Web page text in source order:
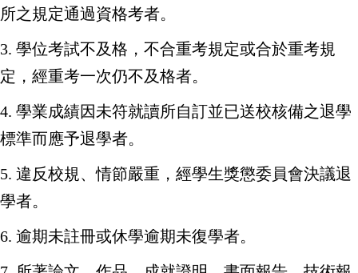
所之規定通過資格考者。
3. 學位考試不及格，不合重考規定或合於重考規
定，經重考一次仍不及格者。
4. 學業成績因未符就讀所自訂並已送校核備之退學
標準而應予退學者。
5. 違反校規、情節嚴重，經學生獎懲委員會決議退
學者。
6. 逾期未註冊或休學逾期未復學者。